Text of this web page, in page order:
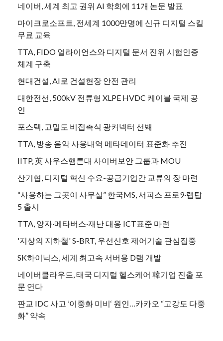
네이버, 세계 최고 권위 AI 학회에 11개 논문 발표
마이크로소프트, 전세계 1000만명에 신규 디지털 스킬
무료 교육
TTA, FIDO 얼라이언스와 디지털 문서 진위 시험인증
체계 구축
현대건설, AI로 건설현장 안전 관리
대한전선, 500kV 전류형 XLPE HVDC 케이블 국제 공
인
포스텍, 고밀도 비접촉식 광커넥터 선봬
TTA, 방송 음악 사용내역 메타데이터 표준화 추진
IITP, 英 사우스햄튼대 사이버보안 그룹과 MOU
산기협, 디지털 혁신 수요-공급기업간 교류의 장 마련
“사용하는 그곳이 사무실” 한국MS, 서피스 프로9·랩탑
5 출시
TTA, 양자·메타버스·재난 대응 ICT표준 마련
'지상의 지하철' S-BRT, 우선신호 제어기술 관심집중
SK하이닉스, 세계 최고속 서버용 D램 개발
네이버클라우드, 태국 디지털 헬스케어 韓기업 진출 포
문 연다
판교 IDC 사고 ’이중화 미비‘ 원인…카카오 “고강도 다중
화” 약속